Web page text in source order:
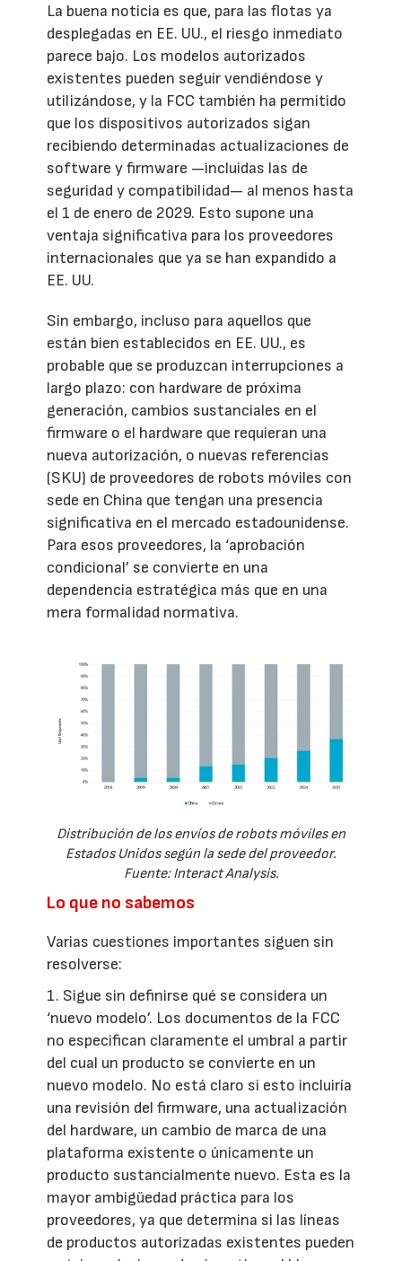
La buena noticia es que, para las flotas ya
desplegadas en EE. UU., el riesgo inmediato
parece bajo. Los modelos autorizados
existentes pueden seguir vendiéndose y
utilizándose, y la FCC también ha permitido
que los dispositivos autorizados sigan
recibiendo determinadas actualizaciones de
software y firmware —incluidas las de
seguridad y compatibilidad— al menos hasta
el 1 de enero de 2029. Esto supone una
ventaja significativa para los proveedores
internacionales que ya se han expandido a
EE. UU.
Sin embargo, incluso para aquellos que
están bien establecidos en EE. UU., es
probable que se produzcan interrupciones a
largo plazo: con hardware de próxima
generación, cambios sustanciales en el
firmware o el hardware que requieran una
nueva autorización, o nuevas referencias
(SKU) de proveedores de robots móviles con
sede en China que tengan una presencia
significativa en el mercado estadounidense.
Para esos proveedores, la ‘aprobación
condicional’ se convierte en una
dependencia estratégica más que en una
mera formalidad normativa.
Distribución de los envíos de robots móviles en
Estados Unidos según la sede del proveedor.
Fuente: Interact Analysis.
Lo que no sabemos
Varias cuestiones importantes siguen sin
resolverse:
1. Sigue sin definirse qué se considera un
‘nuevo modelo’. Los documentos de la FCC
no especifican claramente el umbral a partir
del cual un producto se convierte en un
nuevo modelo. No está claro si esto incluiría
una revisión del firmware, una actualización
del hardware, un cambio de marca de una
plataforma existente o únicamente un
producto sustancialmente nuevo. Esta es la
mayor ambigüedad práctica para los
proveedores, ya que determina si las líneas
de productos autorizadas existentes pueden